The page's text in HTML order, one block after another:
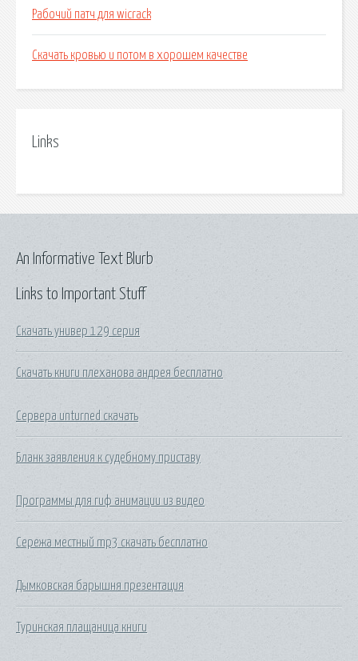
Рабочий патч для wicrack
Скачать кровью и потом в хорошем качестве
Links
Links to Important Stuff
Скачать универ 129 серия
Скачать книги плеханова андрея бесплатно
Сервера unturned скачать
Бланк заявления к судебному приставу
Программы для гиф анимации из видео
Сережа местный mp3 скачать бесплатно
Дымковская барышня презентация
Туринская плащаница книги
An Informative Text Blurb